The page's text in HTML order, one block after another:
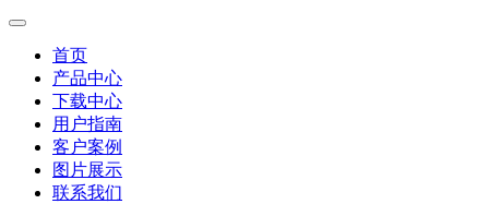
首页
产品中心
下载中心
用户指南
客户案例
图片展示
联系我们